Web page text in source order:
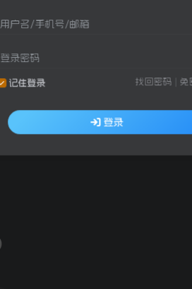
用户名/手机号/邮箱
登录密码
记住登录 找回密码 免
登录